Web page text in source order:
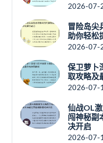
2026-07-
冒险岛尖
助你轻松
2026-07-
保卫萝卜
取攻略及
2026-07-
仙战OL
闯神秘副
决开启
2026-07-